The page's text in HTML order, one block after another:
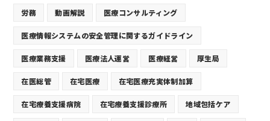
労務 動画解説 医療コンサルティング
医療情報システムの安全管理に関するガイドライン
医療業務支援 医療法人運営 医療経営 厚生局
在医総管 在宅医療 在宅医療充実体制加算
在宅療養支援病院 在宅療養支援診療所 地域包括ケア